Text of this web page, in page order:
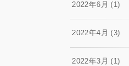
2022年6月 (1)
2022年4月 (3)
2022年3月 (1)